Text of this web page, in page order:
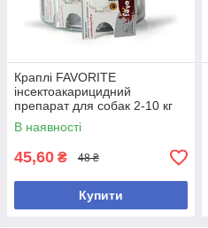
Краплі FAVORITE
інсектоакарицидний
препарат для собак 2-10 кг
0,8 мл, 1 пипетка, арт.,
(16744)
В наявності
45,60 ₴ 48 ₴
Купити